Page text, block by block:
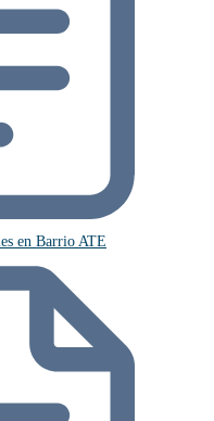
en Barrio ATE